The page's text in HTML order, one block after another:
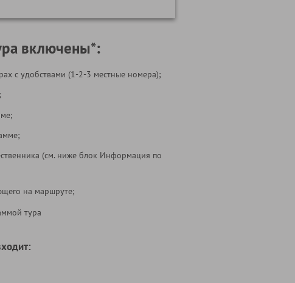
включены*:
с удобствами (1-2-3 местные номера);
(см. ниже блок Информация по
на маршруте;
тура